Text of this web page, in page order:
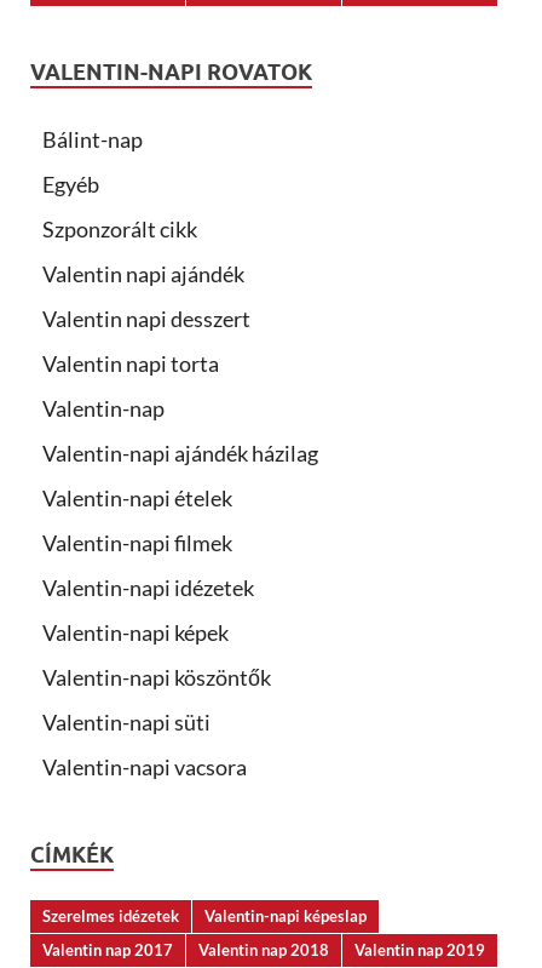
VALENTIN-NAPI ROVATOK
Bálint-nap
Egyéb
Szponzorált cikk
Valentin napi ajándék
Valentin napi desszert
Valentin napi torta
Valentin-nap
Valentin-napi ajándék házilag
Valentin-napi ételek
Valentin-napi filmek
Valentin-napi idézetek
Valentin-napi képek
Valentin-napi köszöntők
Valentin-napi süti
Valentin-napi vacsora
CÍMKÉK
Szerelmes idézetek
Valentin-napi képeslap
Valentin nap 2017
Valentin nap 2018 Valentin nap 2019